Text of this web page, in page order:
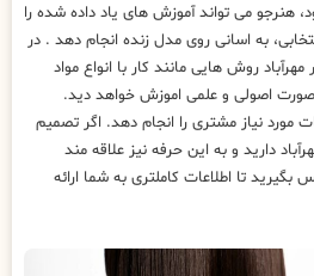
هنرجو می تواند آموزش های یاد داده شده را
به اسانی روی مدل زنده انجام دهد . در
روش هایی مانند کار با انواع مواد
بصورت اصولی و علمی اموزش خواهد دید.
مورد نیاز مشتری را انجام دهد. اگر تصمیم
دارید و به این حرفه نیز علاقه مند
تا اطلاعات کاملتری به شما ارائه